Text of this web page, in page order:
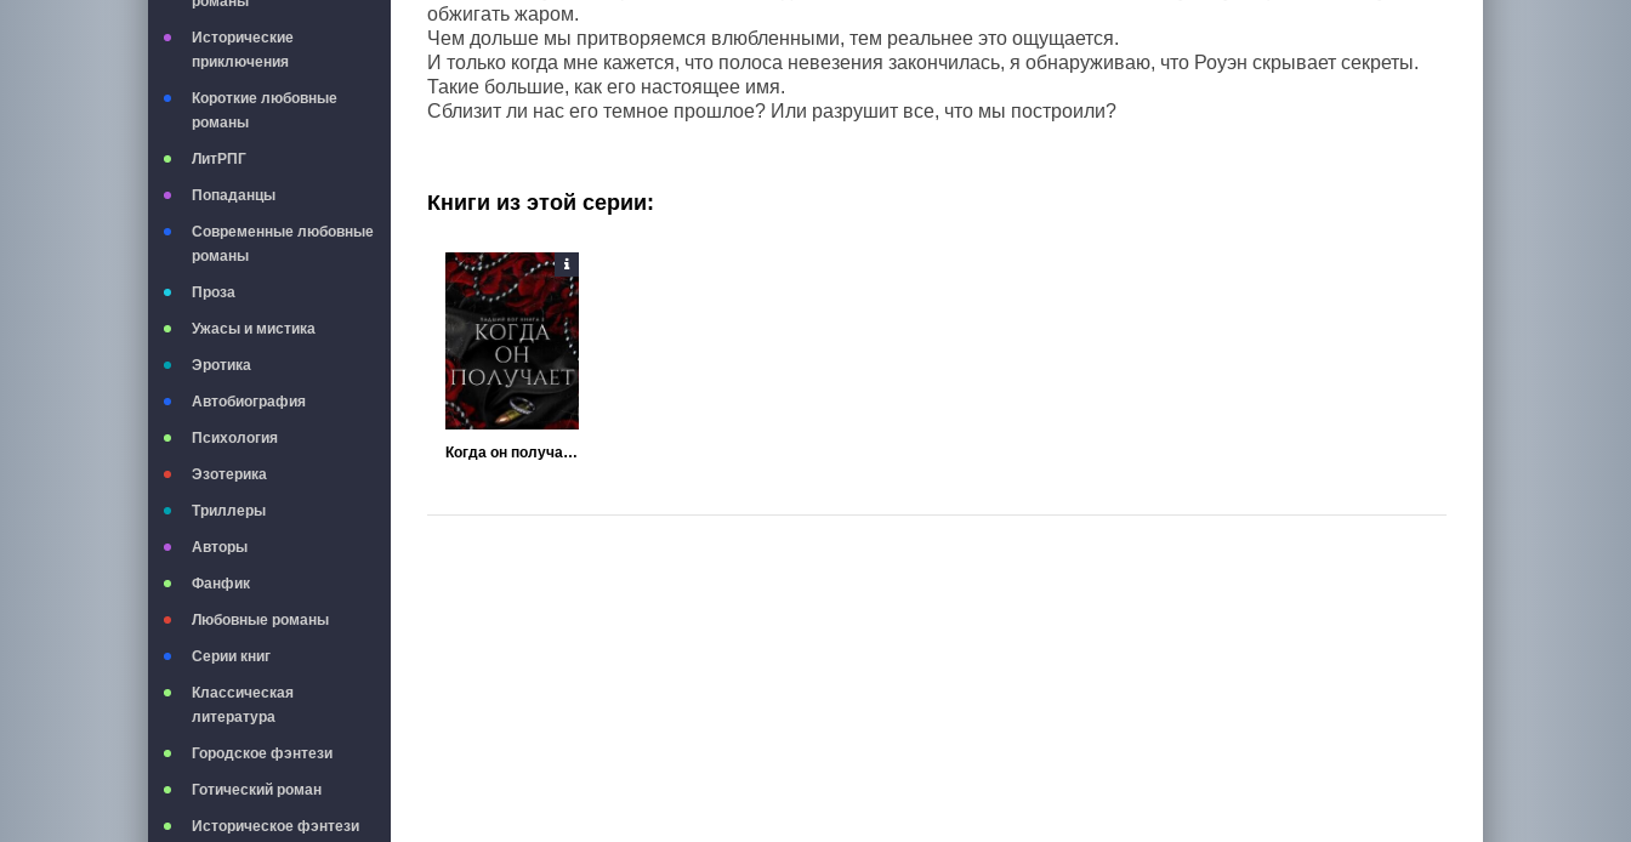
Исторические
приключения
Короткие любовные
романы
ЛитРПГ
Попаданцы
Современные любовные
романы
Проза
Ужасы и мистика
Эротика
Автобиография
Психология
Эзотерика
Триллеры
Авторы
Фанфик
Любовные романы
Серии книг
Классическая
литература
Городское фэнтези
Готический роман
Историческое фэнтези
обжигать жаром.
Чем дольше мы притворяемся влюбленными, тем реальнее это ощущается.
И только когда мне кажется, что полоса невезения закончилась, я обнаруживаю, что Роуэн скрывает секреты.
Такие большие, как его настоящее имя.
Сблизит ли нас его темное прошлое? Или разрушит все, что мы построили?
Книги из этой серии:
Когда он получает